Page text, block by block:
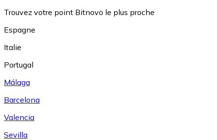
Trouvez votre point Bitnovo le plus proche
Espagne
Italie
Portugal
Málaga
Barcelona
Valencia
Sevilla